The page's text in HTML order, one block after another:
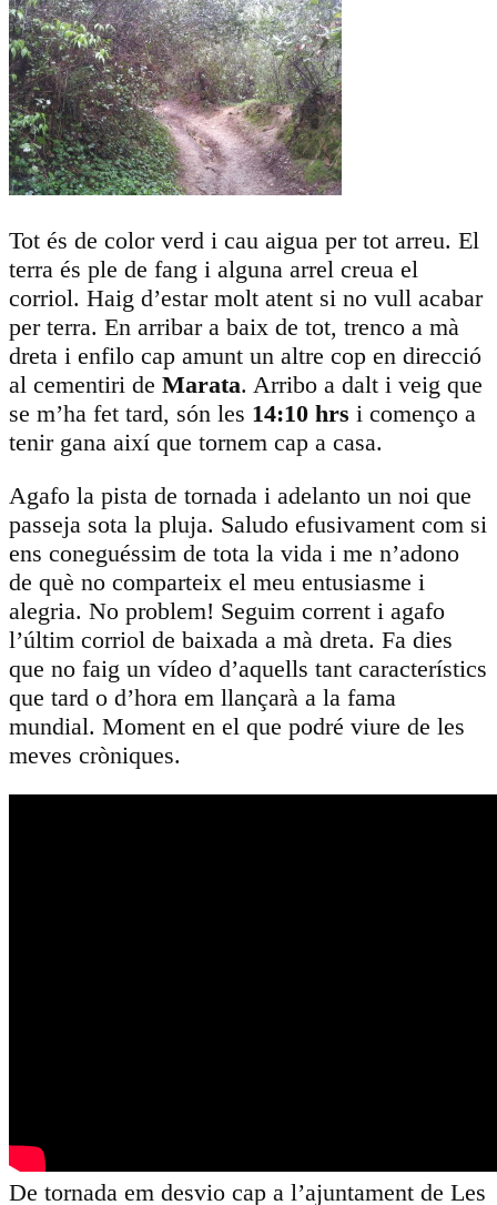
Tot és de color verd i cau aigua per tot arreu. El
terra és ple de fang i alguna arrel creua el
corriol. Haig d’estar molt atent si no vull acabar
per terra. En arribar a baix de tot, trenco a mà
dreta i enfilo cap amunt un altre cop en direcció
al cementiri de Marata. Arribo a dalt i veig que
se m’ha fet tard, són les 14:10 hrs i començo a
tenir gana així que tornem cap a casa.
Agafo la pista de tornada i adelanto un noi que
passeja sota la pluja. Saludo efusivament com si
ens coneguéssim de tota la vida i me n’adono
de què no comparteix el meu entusiasme i
alegria. No problem! Seguim corrent i agafo
l’últim corriol de baixada a mà dreta. Fa dies
que no faig un vídeo d’aquells tant característics
que tard o d’hora em llançarà a la fama
mundial. Moment en el que podré viure de les
meves cròniques.
De tornada em desvio cap a l’ajuntament de Les